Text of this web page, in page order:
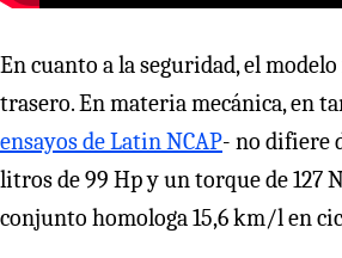
En cuanto a la seguridad, el
trasero. En materia mecánica, en
ensayos de Latin NCAP- no difiere
litros de 99 Hp y un torque de 127
conjunto homologa 15,6 km/l en